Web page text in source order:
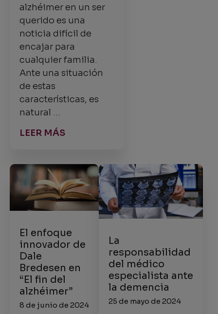
alzhéimer en un ser
querido es una
noticia difícil de
encajar para
cualquier familia.
Ante una situación
de estas
características, es
natural …
LEER MÁS
El enfoque
innovador de
Dale
Bredesen en
“El fin del
alzhéimer”
8 de junio de 2024
La
responsabilidad
del médico
especialista ante
la demencia
25 de mayo de 2024